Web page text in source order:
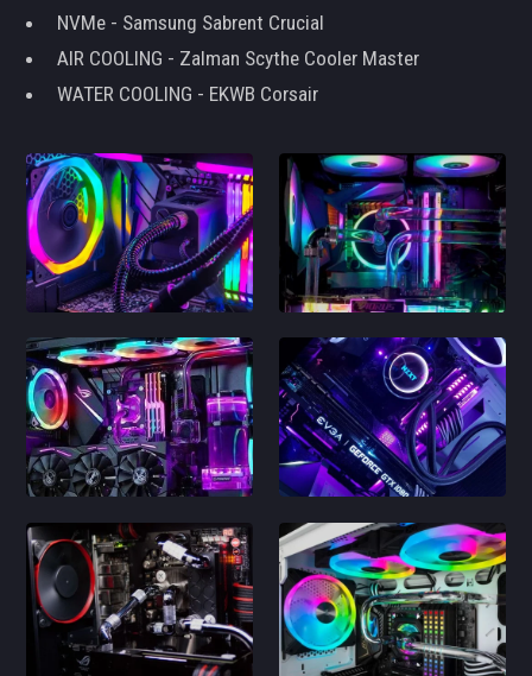
NVMe - Samsung Sabrent Crucial
AIR COOLING - Zalman Scythe Cooler Master
WATER COOLING - EKWB Corsair